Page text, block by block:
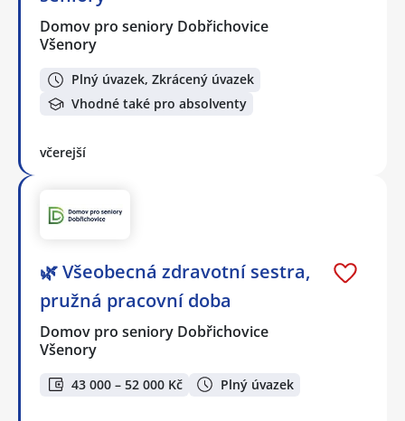
Domov pro seniory Dobřichovice
Všenory
Plný úvazek, Zkrácený úvazek
Vhodné také pro absolventy
včerejší
🌿 Všeobecná zdravotní sestra,
pružná pracovní doba
Domov pro seniory Dobřichovice
Všenory
43 000 – 52 000 Kč Plný úvazek